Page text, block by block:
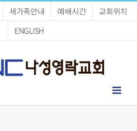
새가족안내 예배시간
교회위치
ENGLISH